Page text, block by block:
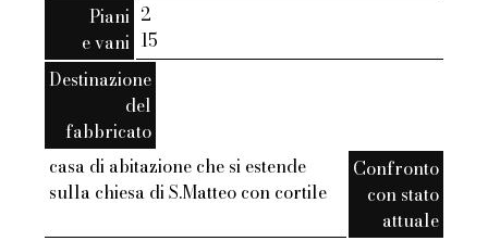
Piani
e vani
2
15
Destinazione
del
fabbricato
casa di abitazione che si estende
sulla chiesa di S.Matteo con cortile
Confronto
con stato
attuale